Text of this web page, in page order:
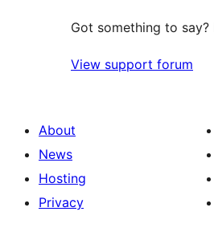
Got something to say?
View support forum
About
News
Hosting
Privacy